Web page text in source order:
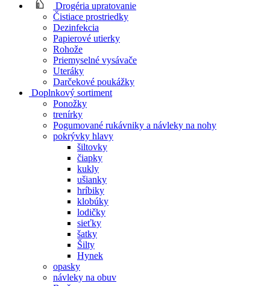
Drogéria upratovanie
Čistiace prostriedky
Dezinfekcia
Papierové utierky
Rohože
Priemyselné vysávače
Uteráky
Darčekové poukážky
Doplnkový sortiment
Ponožky
trenírky
Pogumované rukávniky a návleky na nohy
pokrývky hlavy
šiltovky
čiapky
kukly
ušianky
hríbiky
klobúky
lodičky
sieťky
šatky
Šilty
Hynek
opasky
návleky na obuv